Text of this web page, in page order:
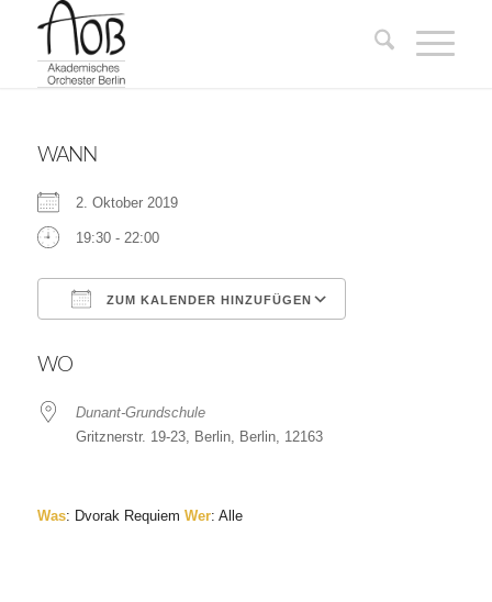
WANN
2. Oktober 2019
19:30 - 22:00
ZUM KALENDER HINZUFÜGEN
WO
Dunant-Grundschule
Gritznerstr. 19-23, Berlin, Berlin, 12163
Was: Dvorak Requiem Wer: Alle